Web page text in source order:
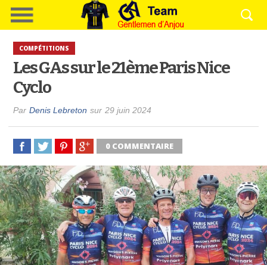
COMPÉTITIONS
Les GAs sur le 21ème Paris Nice
Cyclo
Par Denis Lebreton sur 29 juin 2024
0 COMMENTAIRE